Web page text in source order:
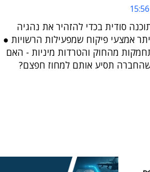
סודית בכדי להזהיר את נהגיה
אמצעי פיקוח שמפעילות הרשויות ●
מהחוק והטרדות מיניות - האם
שהחברה תסיע אותם למחוז חפצם?